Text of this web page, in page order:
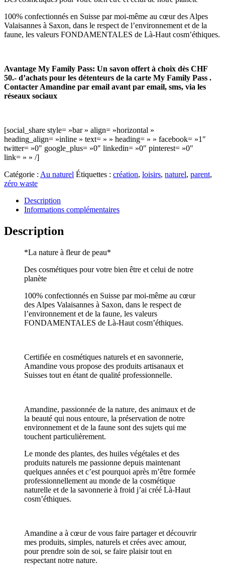
100% confectionnés en Suisse par moi-même au cœur des Alpes
Valaisannes à Saxon, dans le respect de l’environnement et de la
faune, les valeurs FONDAMENTALES de Là-Haut cosm’éthiques.
Avantage My Family Pass: Un savon offert à choix dès CHF
50.- d’achats pour les détenteurs de la carte My Family Pass .
Contacter Amandine par email avant par email, sms, via les
réseaux sociaux
[social_share style= »bar » align= »horizontal »
heading_align= »inline » text= » » heading= » » facebook= »1″
twitter= »0″ google_plus= »0″ linkedin= »0″ pinterest= »0″
link= » » /]
Catégorie : Au naturel Étiquettes : création, loisirs, naturel, parent,
zéro waste
Description
Informations complémentaires
Description
*La nature à fleur de peau*
Des cosmétiques pour votre bien être et celui de notre
planète
100% confectionnés en Suisse par moi-même au cœur
des Alpes Valaisannes à Saxon, dans le respect de
l’environnement et de la faune, les valeurs
FONDAMENTALES de Là-Haut cosm’éthiques.
Certifiée en cosmétiques naturels et en savonnerie,
Amandine vous propose des produits artisanaux et
Suisses tout en étant de qualité professionnelle.
Amandine, passionnée de la nature, des animaux et de
la beauté qui nous entoure, la préservation de notre
environnement et de la faune sont des sujets qui me
touchent particulièrement.
Le monde des plantes, des huiles végétales et des
produits naturels me passionne depuis maintenant
quelques années et c’est pourquoi après m’être formée
professionnellement au monde de la cosmétique
naturelle et de la savonnerie à froid j’ai créé Là-Haut
cosm’éthiques.
Amandine a à cœur de vous faire partager et découvrir
mes produits, simples, naturels et crées avec amour,
pour prendre soin de soi, se faire plaisir tout en
respectant notre nature.